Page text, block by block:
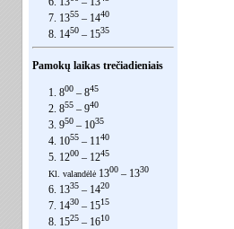
7. 1355 – 1440
8. 1450 – 1535
Pamokų laikas trečiadieniais
1. 800 – 845
2. 855 – 940
3. 950 – 1035
4. 1055 – 1140
5. 1200 – 1245
Kl. valandėlė 1300 – 1330
6. 1335 – 1420
7. 1430 – 1515
8. 1525 – 1610